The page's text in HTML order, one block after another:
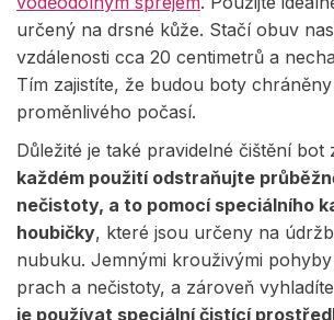
určený na drsné kůže. Stačí obuv
vzdálenosti cca 20 centimetrů a
Tím zajistíte, že budou boty
proměnlivého počasí.
Důležité je také pravidelné čištění bot
každém použití odstraňujte
nečistoty, a to pomocí speciálního
houbičky, které jsou určeny na
nubuku. Jemnými krouživými
prach a nečistoty, a zároveň
je používat speciální čistící